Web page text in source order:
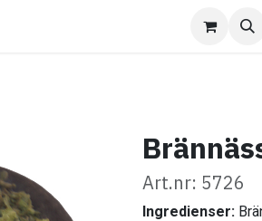
Art.nr: 5726
Ingredienser: